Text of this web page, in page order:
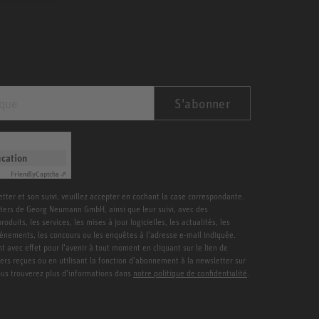
S'abonner
FriendlyCaptcha ⇗
et son suivi, veuillez accepter en cochant la case correspondante.
de Georg Neumann GmbH, ainsi que leur suivi, avec des
les services, les mises à jour logicielles, les actualités, les
les concours ou les enquêtes à l’adresse e-mail indiquée.
avec effet pour l’avenir à tout moment en cliquant sur le lien de
reçues ou en utilisant la fonction d’abonnement à la newsletter sur
trouverez plus d’informations dans notre politique de confidentialité.